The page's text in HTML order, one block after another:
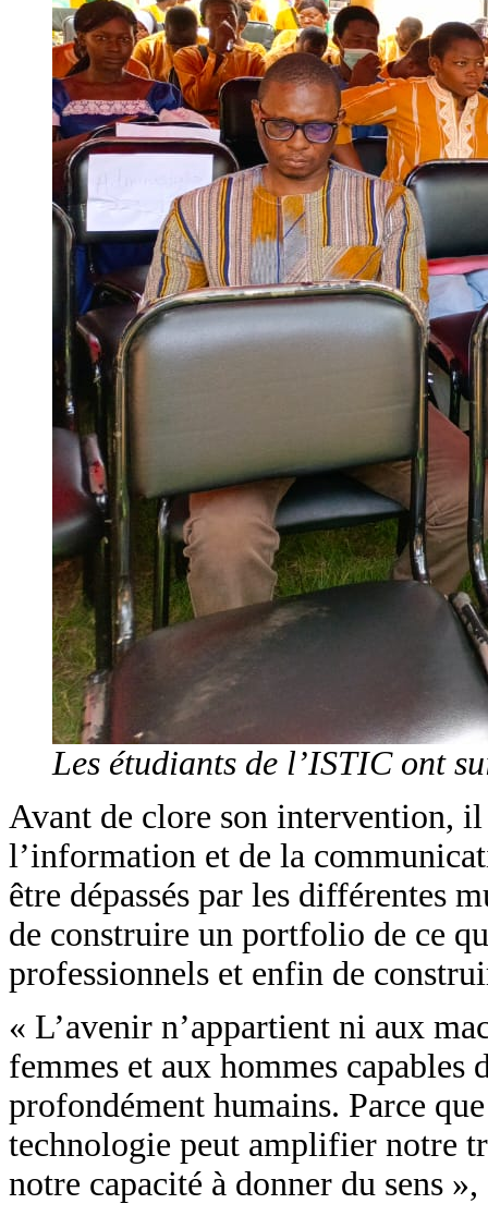
Les étudiants de l’ISTIC ont
Avant de clore son intervention,
l’information et de la
être dépassés par les différentes
de construire un portfolio de ce
professionnels et enfin de
« L’avenir n’appartient ni aux
femmes et aux hommes capables
profondément humains. Parce
technologie peut amplifier notre
notre capacité à donner du sens